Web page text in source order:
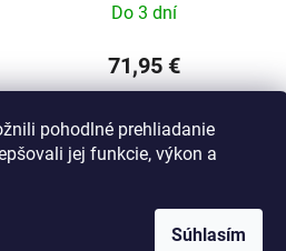
pohodlné prehliadanie
jej funkcie, výkon a
Súhlasím
Do 3 dní
71,95 €
DO KOŠÍKA